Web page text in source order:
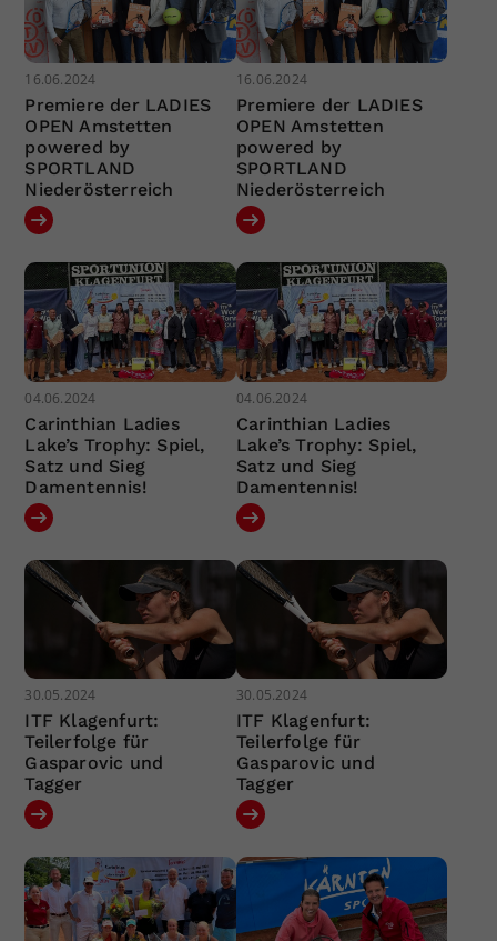
16.06.2024
Premiere der LADIES
OPEN Amstetten
powered by
SPORTLAND
Niederösterreich
16.06.2024
Premiere der LADIES
OPEN Amstetten
powered by
SPORTLAND
Niederösterreich
04.06.2024
Carinthian Ladies
Lake’s Trophy: Spiel,
Satz und Sieg
Damentennis!
04.06.2024
Carinthian Ladies
Lake’s Trophy: Spiel,
Satz und Sieg
Damentennis!
30.05.2024
ITF Klagenfurt:
Teilerfolge für
Gasparovic und
Tagger
30.05.2024
ITF Klagenfurt:
Teilerfolge für
Gasparovic und
Tagger